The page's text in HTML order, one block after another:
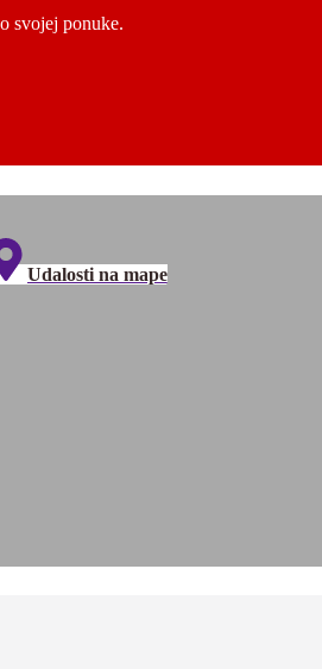
svojej ponuke.
Udalosti na mape